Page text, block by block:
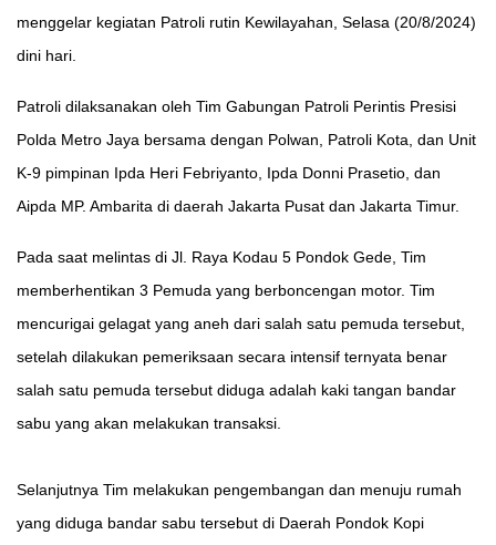
menggelar kegiatan Patroli rutin Kewilayahan, Selasa (20/8/2024)
dini hari.
Patroli dilaksanakan oleh Tim Gabungan Patroli Perintis Presisi
Polda Metro Jaya bersama dengan Polwan, Patroli Kota, dan Unit
K-9 pimpinan Ipda Heri Febriyanto, Ipda Donni Prasetio, dan
Aipda MP. Ambarita di daerah Jakarta Pusat dan Jakarta Timur.
Pada saat melintas di Jl. Raya Kodau 5 Pondok Gede, Tim
memberhentikan 3 Pemuda yang berboncengan motor. Tim
mencurigai gelagat yang aneh dari salah satu pemuda tersebut,
setelah dilakukan pemeriksaan secara intensif ternyata benar
salah satu pemuda tersebut diduga adalah kaki tangan bandar
sabu yang akan melakukan transaksi.
Selanjutnya Tim melakukan pengembangan dan menuju rumah
yang diduga bandar sabu tersebut di Daerah Pondok Kopi